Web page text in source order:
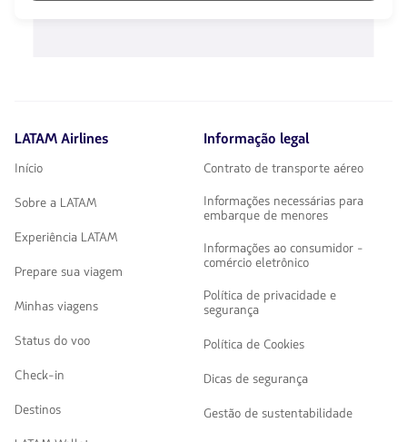
para
LATAM Airlines
Início
Sobre a LATAM
Experiência LATAM
Prepare sua viagem
Minhas viagens
Status do voo
Check-in
Destinos
Informação legal
Contrato de transporte aéreo
Informações necessárias para
embarque de menores
Informações ao consumidor -
comércio eletrônico
Política de privacidade e
segurança
Política de Cookies
Dicas de segurança
Gestão de sustentabilidade